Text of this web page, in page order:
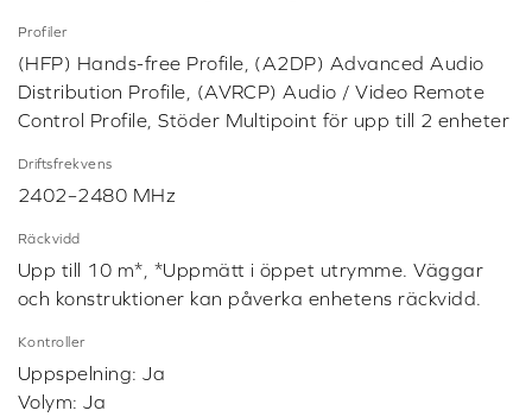
Profiler
(HFP) Hands-free Profile, (A2DP) Advanced Audio
Distribution Profile, (AVRCP) Audio / Video Remote
Control Profile, Stöder Multipoint för upp till 2 enheter
Driftsfrekvens
2402–2480 MHz
Räckvidd
Upp till 10 m*, *Uppmätt i öppet utrymme. Väggar
och konstruktioner kan påverka enhetens räckvidd.
Kontroller
Uppspelning: Ja
Volym: Ja